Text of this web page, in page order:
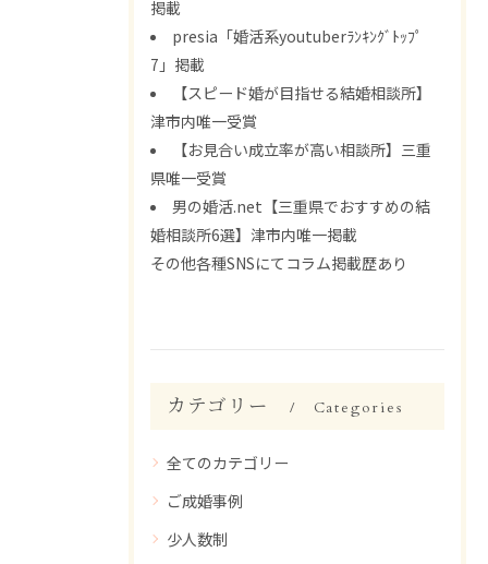
掲載
presia「婚活系youtuberﾗﾝｷﾝｸﾞﾄｯﾌﾟ
7」掲載
【スピード婚が目指せる結婚相談所】
津市内唯一受賞
【お見合い成立率が高い相談所】三重
県唯一受賞
男の婚活.net【三重県でおすすめの結
婚相談所6選】津市内唯一掲載
その他各種SNSにてコラム掲載歴あり
カテゴリー Categories
全てのカテゴリー
ご成婚事例
少人数制